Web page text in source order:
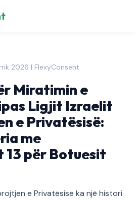
2026 | FlexyConsent
Miratimin e
Ligjit Izraelit
e Privatësisë:
me
13 për Botuesit
e Privatësisë ka një histori